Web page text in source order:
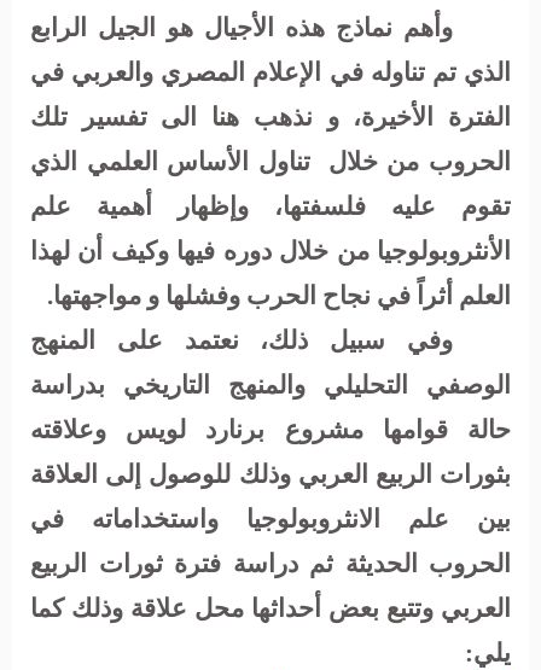
وأهم نماذج هذه الأجيال هو الجيل الرابع
الذي تم تناوله في الإعلام المصري والعربي في
الفترة الأخيرة، و نذهب هنا الى تفسير تلك
الحروب من خلال
تناول الأساس العلمي الذي
تقوم عليه فلسفتها، وإظهار أهمية علم
الأنثروبولوجيا من خلال دوره فيها وكيف أن لهذا
العلم أثراً في نجاح الحرب وفشلها و مواجهتها.
وفي سبيل ذلك، نعتمد على المنهج
الوصفي
التحليلي والمنهج التاريخي بدراسة
حالة قوامها مشروع برنارد لويس وعلاقته
بثورات الربيع العربي وذلك للوصول إلى العلاقة
بين علم الانثروبولوجيا واستخداماته في
الحروب الحديثة ثم دراسة فترة ثورات الربيع
العربي وتتبع بعض أحداثها محل علاقة وذلك كما
يلي: